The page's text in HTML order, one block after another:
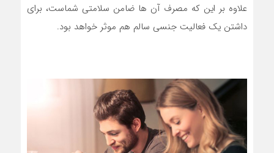
علاوه بر این که مصرف آن ها ضامن سلامتی شماست، برای
داشتن یک فعالیت جنسی سالم هم موثر خواهد بود.